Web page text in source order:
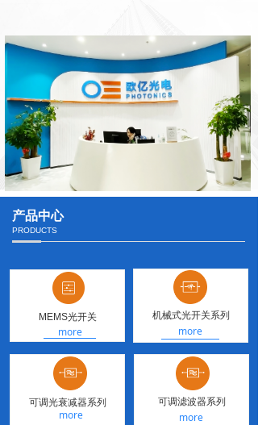
more
MEMS光开关 机械式光开关系列
more
产品中心
PRODUCTS
可调光衰减器系列
x
more
可调滤波器系列
more